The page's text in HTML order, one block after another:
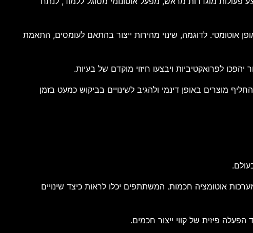
אוטומטי. לדוגמה, שינוי מהירות ייצור בהתאם לעומסים, התאמת
לפרואקטיביות ויבצעו חיזוי מוקדם של בעיות.
מוצרים באופן דינמי ולהגיב לשינויים בביקוש כמעט בזמן
אוטומציה חכמות. המשתתפים יכלו לראות כיצד שינויים
פיזית של קווי ייצור חכמים.